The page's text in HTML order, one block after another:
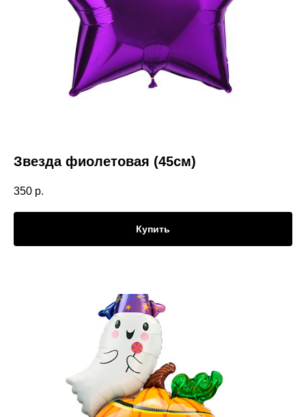
Звезда фиолетовая (45см)
350 р.
Купить